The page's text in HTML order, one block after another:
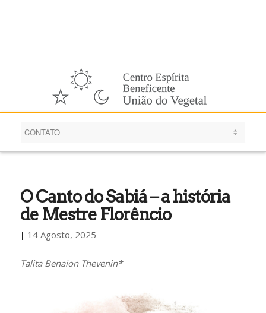
O Canto do Sabiá – a história
de Mestre Florêncio
| 14 Agosto, 2025
Talita Benaion Thevenin*